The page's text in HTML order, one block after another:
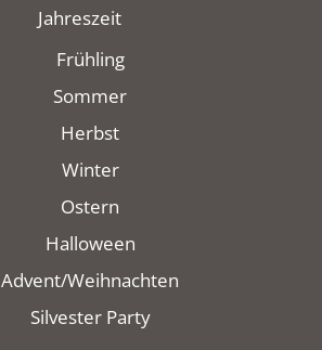
Jahreszeit
Frühling
Sommer
Herbst
Winter
Ostern
Halloween
Advent/Weihnachten
Silvester Party